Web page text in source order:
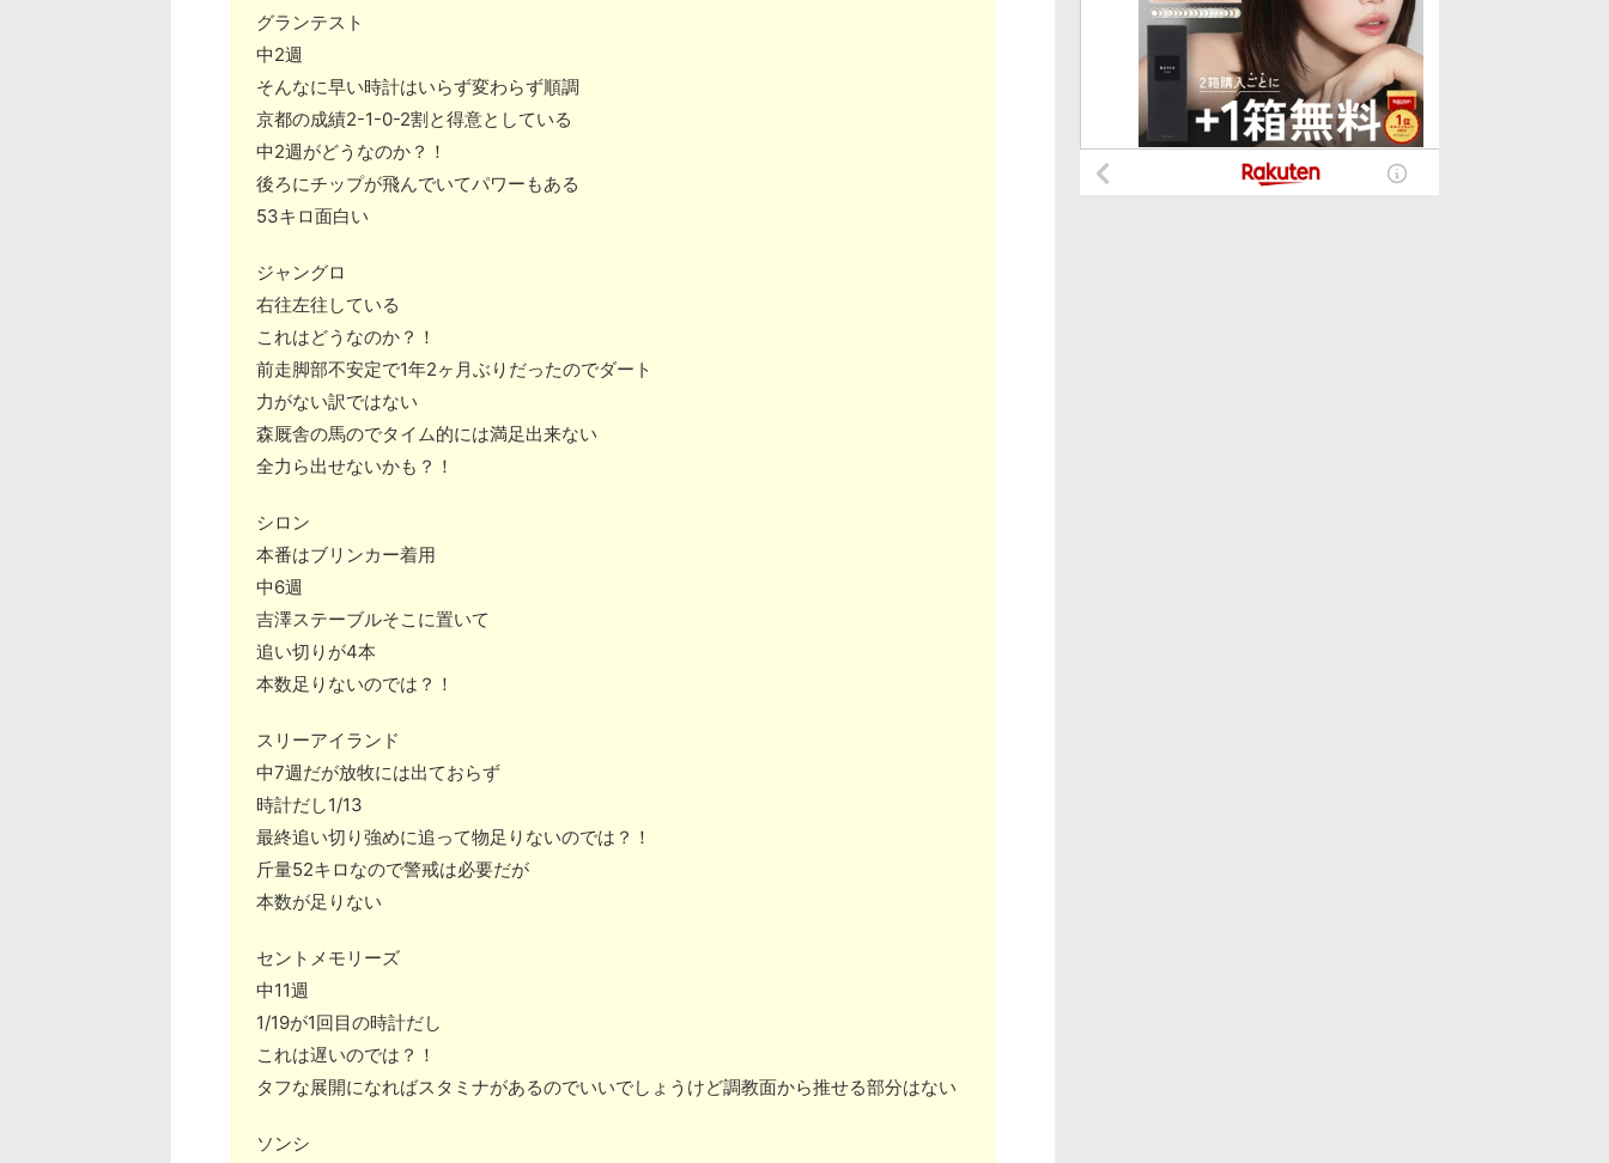
グランテスト
中2週
そんなに早い時計はいらず変わらず順調
京都の成績2-1-0-2割と得意としている
中2週がどうなのか？！
後ろにチップが飛んでいてパワーもある
53キロ面白い
ジャングロ
右往左往している
これはどうなのか？！
前走脚部不安定で1年2ヶ月ぶりだったのでダート
力がない訳ではない
森厩舎の馬のでタイム的には満足出来ない
全力ら出せないかも？！
シロン
本番はブリンカー着用
中6週
吉澤ステーブルそこに置いて
追い切りが4本
本数足りないのでは？！
スリーアイランド
中7週だが放牧には出ておらず
時計だし1/13
最終追い切り強めに追って物足りないのでは？！
斤量52キロなので警戒は必要だが
本数が足りない
セントメモリーズ
中11週
1/19が1回目の時計だし
これは遅いのでは？！
タフな展開になればスタミナがあるのでいいでしょうけど調教面から推せる部分はない
ソンシ